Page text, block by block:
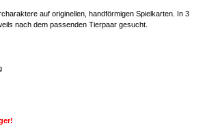
auf originellen, handförmigen Spielkarten. In 3
nach dem passenden Tierpaar gesucht.